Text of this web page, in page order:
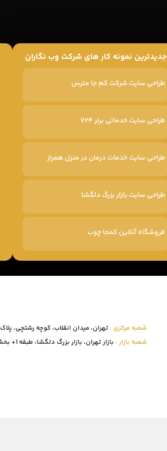
جدیدترین نمونه کار های شرکت وب نگاران
طراحی سایت شرکت کم جا مترس
طراحی سایت خدماتی برتر ۷۲۴
طراحی سایت خدمات درمان در منزل همراز
طراحی سایت بازار بزرگ دلگشا
فروشگاه آنلاین کمجا چوب
شعبه مرکزی : تهران، میدان انقلاب، کوچه رشتچی، پلاک 14، واحد 8
شعبه بازار : بازار تهران، بازار بزرگ دلگشا، طبقه 1+ بخش اداری